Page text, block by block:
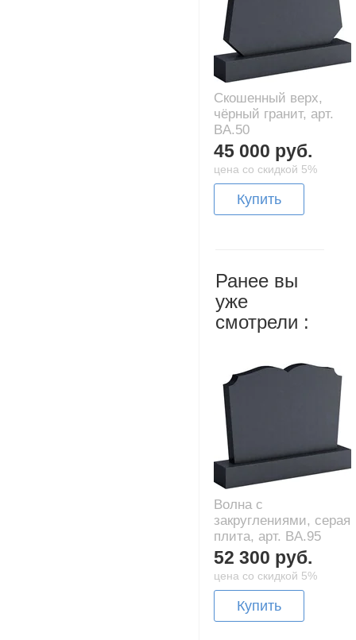
Скошенный верх,
чёрный гранит, арт.
BA.50
45 000 руб.
цена со скидкой 5%
Купить
Ранее вы
уже
смотрели :
Волна с
закруглениями, серая
плита, арт. BA.95
52 300 руб.
цена со скидкой 5%
Купить